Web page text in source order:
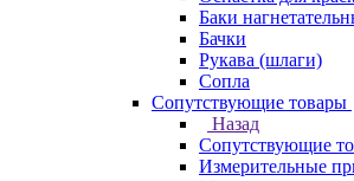
Баки
Бачки
Рукава (шлаги)
Сопла
Сопутствующие товары
Назад
Сопутствующие
Измерительные